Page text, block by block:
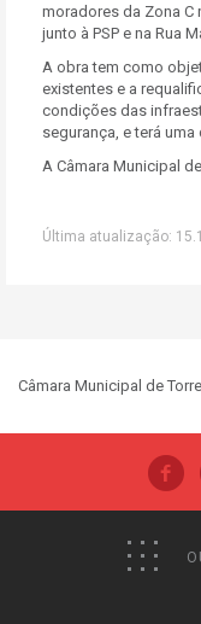
moradores da Zona C
junto à PSP e na Rua
A obra tem como
existentes e a
condições das
segurança, e terá
A Câmara Municipal
Última atualização:
Câmara Municipal de